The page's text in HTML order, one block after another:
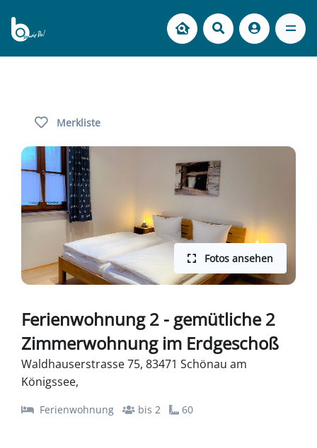
Merkliste
Fotos ansehen
Ferienwohnung 2 - gemütliche 2
Zimmerwohnung im Erdgeschoß
Waldhauserstrasse 75, 83471 Schönau am
Königssee,
Ferienwohnung bis 2 60